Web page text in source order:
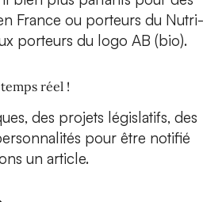
France ou porteurs du Nutri-
porteurs du logo AB (bio).
réel !
des projets législatifs, des
pour être notifié
un article.